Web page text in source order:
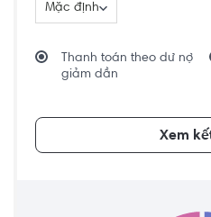
Mặc định
Thanh toán theo dư nợ
giảm dần
Xem